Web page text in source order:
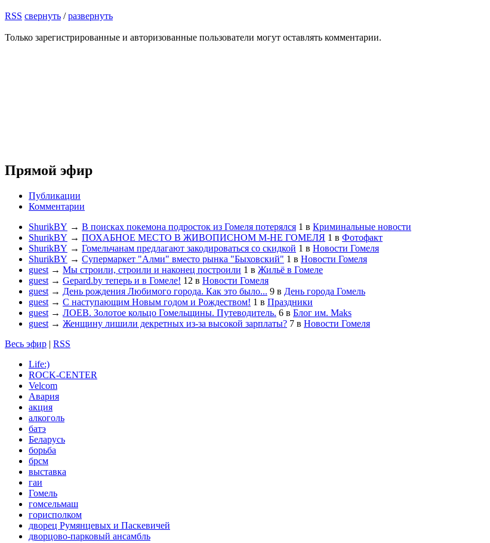
RSS свернуть /развернуть
Только зарегистрированные и авторизованные пользователи могут оставлять комментарии.
Прямой эфир
Публикации
Комментарии
ShurikBY → В поисках покемона подросток из Гомеля потерялся 1 в Криминальные новости
ShurikBY → ПОХАБНОЕ МЕСТО В ЖИВОПИСНОМ М-НЕ ГОМЕЛЯ 1 в Фотофакт
ShurikBY → Гомельчанам предлагают закодироваться со скидкой 1 в Новости Гомеля
ShurikBY → Супермаркет "Алми" вместо рынка "Быховский" 1 в Новости Гомеля
guest → Мы строили, строили и наконец построили 1 в Жильё в Гомеле
guest → Gepard.by теперь и в Гомеле! 12 в Новости Гомеля
guest → День рождения Любимого города. Как это было... 9 в День города Гомель
guest → С наступающим Новым годом и Рождеством! 1 в Праздники
guest → ЛОЕВ. Золотое кольцо Гомельщины. Путеводитель. 6 в Блог им. Maks
guest → Женщину лишили декретных из-за высокой зарплаты? 7 в Новости Гомеля
Весь эфир | RSS
Life:)
ROCK-CENTER
Velcom
Авария
акция
алкоголь
батэ
Беларусь
борьба
брсм
выставка
гаи
Гомель
гомсельмаш
горисполком
дворец Румянцевых и Паскевичей
дворцово-парковый ансамбль